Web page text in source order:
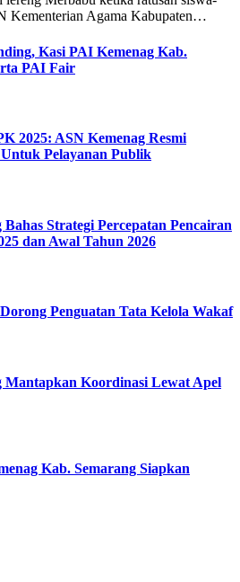
Kementerian Agama Kabupaten…
Kasi PAI Kemenag Kab.
PAI Fair
2025: ASN Kemenag Resmi
Pelayanan Publik
Strategi Percepatan Pencairan
dan Awal Tahun 2026
Penguatan Tata Kelola Wakaf
Mantapkan Koordinasi Lewat Apel
Kab. Semarang Siapkan